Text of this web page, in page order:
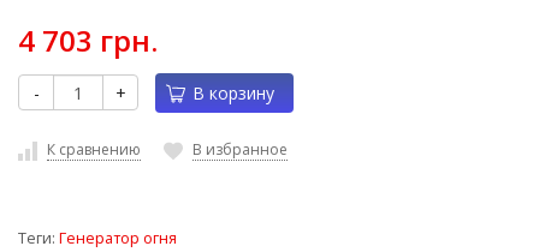
4 703 грн.
- + В корзину
К сравнению В избранное
Теги: Генератор огня